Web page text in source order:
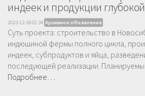
индеек и продукции
2023-12-18 01:34 Архивное объявление
Суть проекта: строительство в
индюшиной фермы полного цикла,
индеек, субпродуктов и яйца,
последующей реализации.
Подробнее…